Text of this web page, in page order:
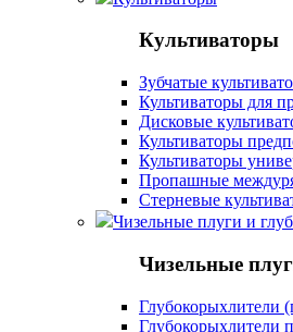
Культиваторы
Зубчатые
Культиваторы для
Дисковые
Культиваторы
Культиваторы
Пропашные
Стерневые
Чизельные плуги и
Чизельные
Глубокорыхлители
Глубокорыхлители